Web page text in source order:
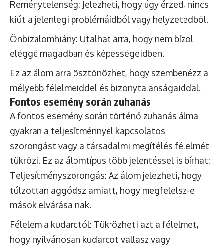
Reménytelenség: Jelezheti, hogy úgy érzed, nincs
kiút a jelenlegi problémáidból vagy helyzetedből.
Önbizalomhiány: Utalhat arra, hogy nem bízol
eléggé magadban és képességeidben.
Ez az álom arra ösztönözhet, hogy szembenézz a
mélyebb félelmeiddel és bizonytalanságaiddal.
Fontos esemény során zuhanás
A fontos esemény során történő zuhanás álma
gyakran a teljesítménnyel kapcsolatos
szorongást vagy a társadalmi megítélés félelmét
tükrözi. Ez az álomtípus több jelentéssel is bírhat:
Teljesítményszorongás: Az álom jelezheti, hogy
túlzottan aggódsz amiatt, hogy megfelelsz-e
mások elvárásainak.
Félelem a kudarctól: Tükrözheti azt a félelmet,
hogy nyilvánosan kudarcot vallasz vagy